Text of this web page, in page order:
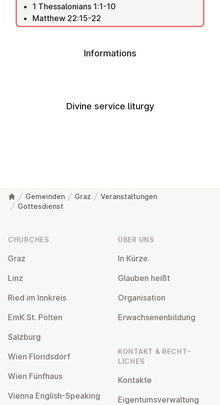
1 Thessalonians 1:1-10
Matthew 22:15-22
Informations
Divine service liturgy
Gemeinden Graz
Veranstaltungen
Gottesdienst
CHURCHES
Graz
Linz
Ried im Innkreis
EmK St. Pölten
Salzburg
Wien Flor­idsdorf
Wien Fünfhaus
Vienna English-Speaking
ÜBER UNS
In Kürze
Glauben heißt
Or­gan­isa­tion
Er­wach­sen­en­bildung
KONTAKT & RECHT­
LICHES
Kontakte
Ei­gentums­ver­wal­tung